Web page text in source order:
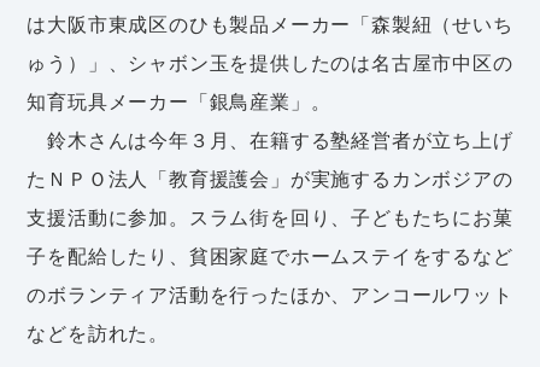
は大阪市東成区のひも製品メーカー「森製紐（せいち
ゅう）」、シャボン玉を提供したのは名古屋市中区の
知育玩具メーカー「銀鳥産業」。
鈴木さんは今年３月、在籍する塾経営者が立ち上げ
たＮＰＯ法人「教育援護会」が実施するカンボジアの
支援活動に参加。スラム街を回り、子どもたちにお菓
子を配給したり、貧困家庭でホームステイをするなど
のボランティア活動を行ったほか、アンコールワット
などを訪れた。